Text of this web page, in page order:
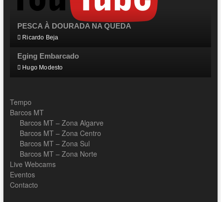
PESCA À DOURADA NA QUEDA
Ricardo Beja
Eging Embarcado
Hugo Modesto
Tempo
Barcos MT
Barcos MT – Zona Algarve
Barcos MT – Zona Centro
Barcos MT – Zona Sul
Barcos MT – Zona Norte
Live Webcams
Eventos
Contacto